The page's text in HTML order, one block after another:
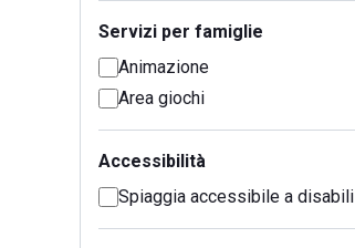
Servizi per famiglie
Animazione
Area giochi
Accessibilità
Spiaggia accessibile a disabili